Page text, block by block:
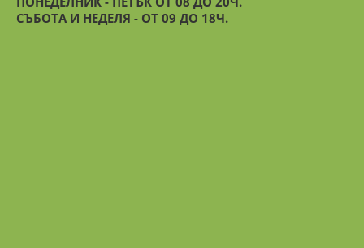
СЪБОТА И НЕДЕЛЯ - ОТ 09 ДО 18Ч.